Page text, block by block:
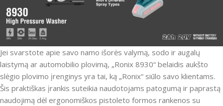
Jei svarstote apie savo namo išorės valymą, sodo ir augalų
laistymą ar automobilio plovimą, „Ronix 8930“ belaidis aukšto
slėgio plovimo įrenginys yra tai, ką „Ronix“ siūlo savo klientams.
Šis praktiškas įrankis suteikia naudotojams patogumą ir paprastą
naudojimą dėl ergonomiškos pistoleto formos rankenos su